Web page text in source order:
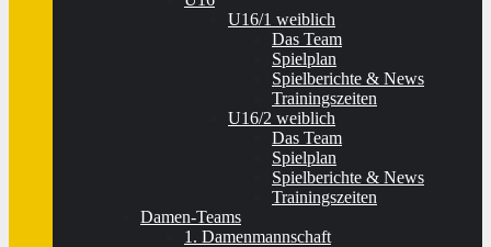
U16/1 weiblich
Das Team
Spielplan
Spielberichte & News
Trainingszeiten
U16/2 weiblich
Das Team
Spielplan
Spielberichte & News
Trainingszeiten
Damen-Teams
1. Damenmannschaft